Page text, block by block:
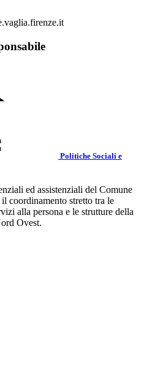
Politiche Sociali e
ed assistenziali del Comune
coordinamento stretto tra le
alla persona e le strutture della
Ovest.